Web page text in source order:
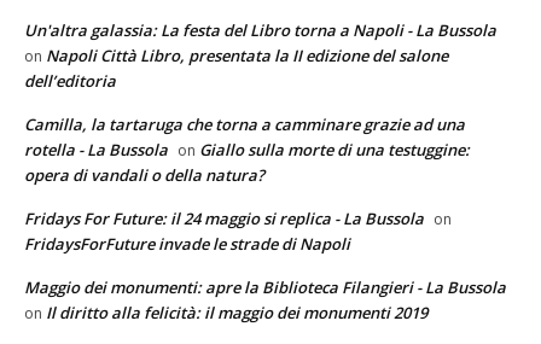
Un'altra galassia: La festa del Libro torna a Napoli - La Bussola
on Napoli Città Libro, presentata la II edizione del salone
dell’editoria
Camilla, la tartaruga che torna a camminare grazie ad una
rotella - La Bussola on Giallo sulla morte di una testuggine:
opera di vandali o della natura?
Fridays For Future: il 24 maggio si replica - La Bussola on
FridaysForFuture invade le strade di Napoli
Maggio dei monumenti: apre la Biblioteca Filangieri - La Bussola
on Il diritto alla felicità: il maggio dei monumenti 2019